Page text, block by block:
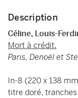
Description
Céline, Louis-
Mort à crédit.
Paris, Denoël et
In-8 (220 x 138
titre doré,